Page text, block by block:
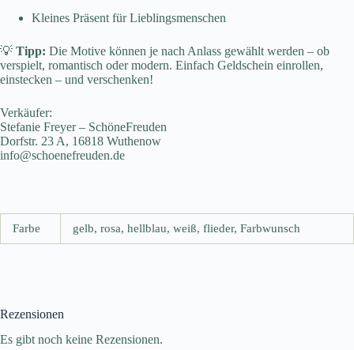
Kleines Präsent für Lieblingsmenschen
💡 Tipp: Die Motive können je nach Anlass gewählt werden – ob
verspielt, romantisch oder modern. Einfach Geldschein einrollen,
einstecken – und verschenken!
Verkäufer:
Stefanie Freyer – SchöneFreuden
Dorfstr. 23 A, 16818 Wuthenow
info@schoenefreuden.de
Farbe gelb, rosa, hellblau, weiß, flieder, Farbwunsch
Rezensionen
Es gibt noch keine Rezensionen.